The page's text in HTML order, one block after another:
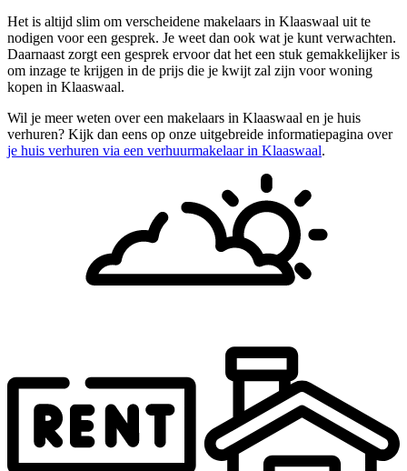
Het is altijd slim om verscheidene makelaars in Klaaswaal uit te
nodigen voor een gesprek. Je weet dan ook wat je kunt verwachten.
Daarnaast zorgt een gesprek ervoor dat het een stuk gemakkelijker is
om inzage te krijgen in de prijs die je kwijt zal zijn voor woning
kopen in Klaaswaal.
Wil je meer weten over een makelaars in Klaaswaal en je huis
verhuren? Kijk dan eens op onze uitgebreide informatiepagina over
je huis verhuren via een verhuurmakelaar in Klaaswaal.